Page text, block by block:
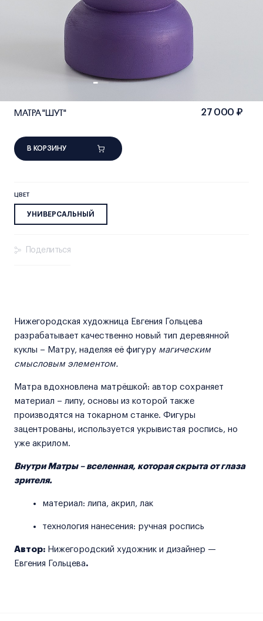
МАТРА "ШУТ" 27 000 ₽
В КОРЗИНУ
ЦВЕТ
УНИВЕРСАЛЬНЫЙ
Поделиться
Нижегородская художница Евгения Гольцева
разрабатывает качественно новый тип деревянной
куклы – Матру, наделяя её фигуру магическим
смысловым элементом.
Матра вдохновлена матрёшкой: автор сохраняет
материал – липу, основы из которой также
производятся на токарном станке. Фигуры
зацентрованы, используется укрывистая роспись, но
уже акрилом.
Внутри Матры – вселенная, которая скрыта от глаза
зрителя.
материал: липа, акрил, лак
технология нанесения: ручная роспись
Автор: Нижегородский художник и дизайнер —
Евгения Гольцева.